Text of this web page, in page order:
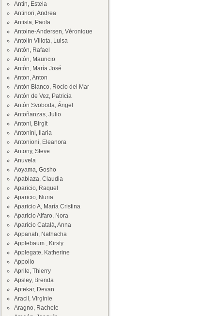
Antín, Estela
Antinori, Andrea
Antista, Paola
Antoine-Andersen, Véronique
Antolín Villota, Luisa
Antón, Rafael
Antón, Mauricio
Antón, María José
Anton, Anton
Antón Blanco, Rocío del Mar
Antón de Vez, Patricia
Antón Svoboda, Ángel
Antoñanzas, Julio
Antoni, Birgit
Antonini, Ilaria
Antonioni, Eleanora
Antony, Steve
Anuvela
Aoyama, Gosho
Apablaza, Claudia
Aparicio, Raquel
Aparicio, Nuria
Aparicio A, María Cristina
Aparicio Alfaro, Nora
Aparicio Català, Anna
Appanah, Nathacha
Applebaum , Kirsty
Applegate, Katherine
Appollo
Aprile, Thierry
Apsley, Brenda
Aptekar, Devan
Aracil, Virginie
Aragno, Rachele